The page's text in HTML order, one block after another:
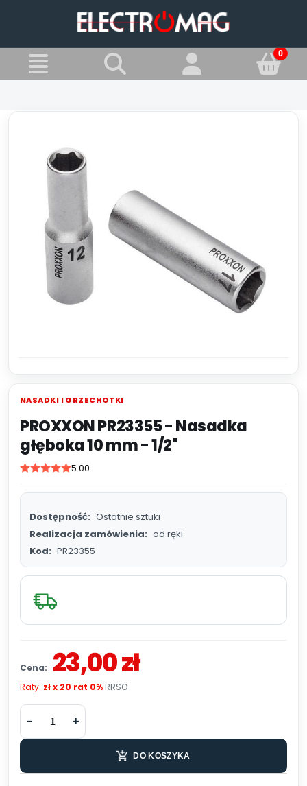
Nasadki i grzechotki
NASADKI I GRZECHOTKI
PROXXON PR23355 - Nasadka
głęboka 10 mm - 1/2''
5.00
Dostępność: Ostatnie sztuki
Realizacja zamówienia: od ręki
Kod: PR23355
Cena: 23,00 zł
Raty: zł x 20 rat 0% RRSO
DO KOSZYKA